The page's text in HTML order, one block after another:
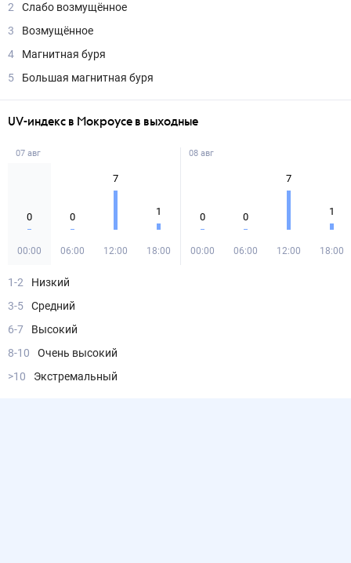
2
Слабо возмущённое
3
Возмущённое
4
Магнитная буря
5
Большая магнитная буря
UV-индекс в Мокроусе в выходные
07 авг
0
00:00
0
06:00
7
12:00
1
18:00
08 авг
0
00:00
0
06:00
7
12:00
1
18:00
1-2
Низкий
3-5
Средний
6-7
Высокий
8-10
Очень высокий
>10
Экстремальный